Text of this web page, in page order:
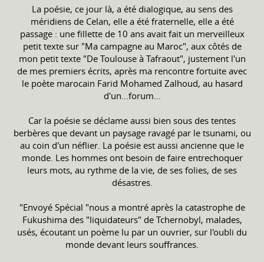
La poésie, ce jour là, a été dialogique, au sens des
méridiens de Celan, elle a été fraternelle, elle a été
passage : une fillette de 10 ans avait fait un merveilleux
petit texte sur "Ma campagne au Maroc", aux côtés de
mon petit texte "De Toulouse à Tafraout", justement l'un
de mes premiers écrits, après ma rencontre fortuite avec
le poète marocain Farid Mohamed Zalhoud, au hasard
d'un...forum...
Car la poésie se déclame aussi bien sous des tentes
berbères que devant un paysage ravagé par le tsunami, ou
au coin d'un néflier. La poésie est aussi ancienne que le
monde. Les hommes ont besoin de faire entrechoquer
leurs mots, au rythme de la vie, de ses folies, de ses
désastres.
"Envoyé Spécial "nous a montré après la catastrophe de
Fukushima des "liquidateurs" de Tchernobyl, malades,
usés, écoutant un poème lu par un ouvrier, sur l'oubli du
monde devant leurs souffrances.